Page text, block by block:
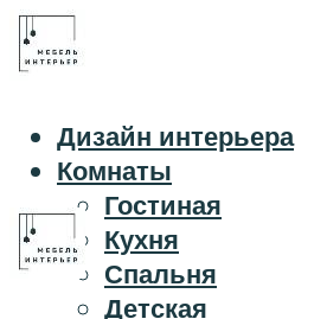
Дизайн интерьера
Комнаты
Гостиная
Кухня
Спальня
Детская